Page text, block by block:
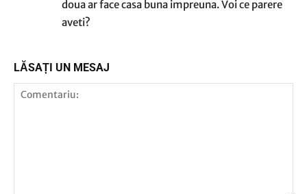
doua ar face casa buna impreuna. Voi ce parere
aveti?
LĂSAȚI UN MESAJ